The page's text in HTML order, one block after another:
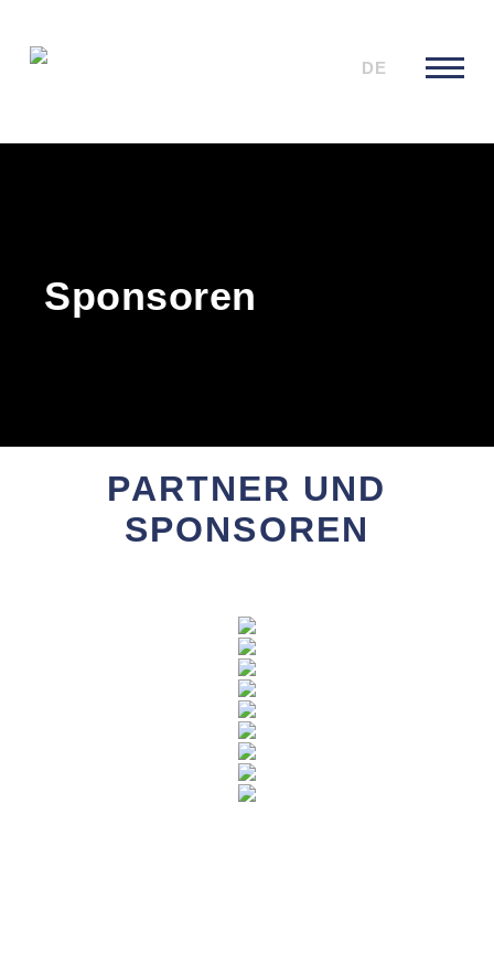
DE
Sponsoren
PARTNER UND
SPONSOREN